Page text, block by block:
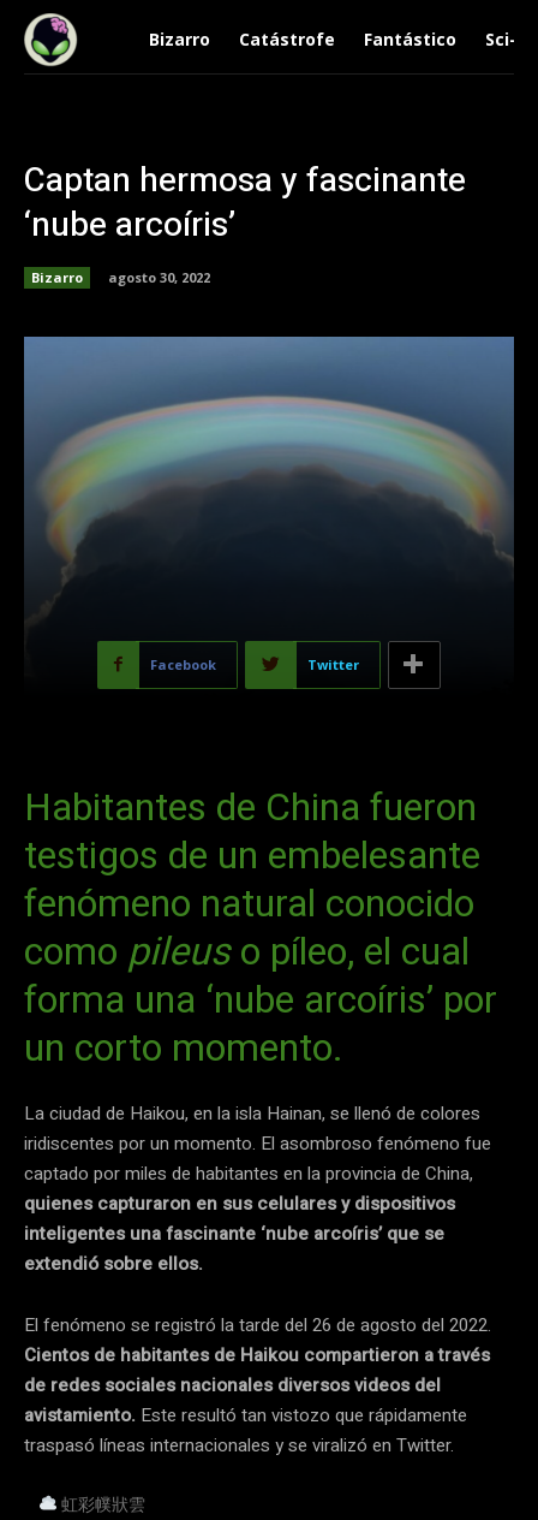
Bizarro Catástrofe Fantástico Sci-Fi
Captan hermosa y fascinante
‘nube arcoíris’
Bizarro agosto 30, 2022
Facebook Twitter
Habitantes de China fueron
testigos de un embelesante
fenómeno natural conocido
como pileuso píleo, el cual
forma una ‘nube arcoíris’ por
un corto momento.
La ciudad de Haikou, en la isla Hainan, se llenó de colores
iridiscentes por un momento. El asombroso fenómeno fue
captado por miles de habitantes en la provincia de China,
quienes capturaron en sus celulares y dispositivos
inteligentes una fascinante ‘nube arcoíris’ que se
extendió sobre ellos.
El fenómeno se registró la tarde del 26 de agosto del 2022.
Cientos de habitantes de Haikou compartieron a través
de redes sociales nacionales diversos videos del
avistamiento. Este resultó tan vistozo que rápidamente
traspasó líneas internacionales y se viralizó en Twitter.
虹彩幞狀雲